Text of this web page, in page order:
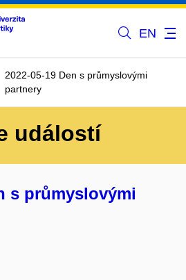
EN
2022-05-19 Den s průmyslovými
partnery
událostí
s průmyslovými